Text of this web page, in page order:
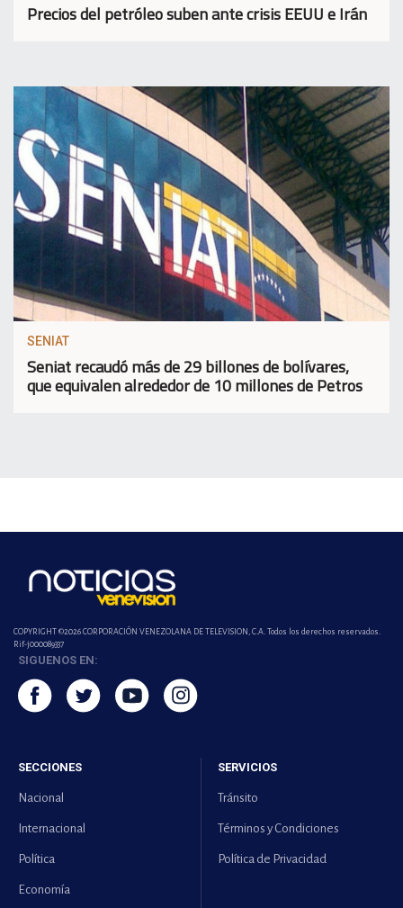
Precios del petróleo suben ante crisis EEUU e Irán
SENIAT
Seniat recaudó más de 29 billones de bolívares,
que equivalen alrededor de 10 millones de Petros
COPYRIGHT ©2026 CORPORACIÓN VENEZOLANA DE TELEVISION, C.A. Todos los derechos reservados.
Rif-j000089337
SIGUENOS EN:
SECCIONES
Nacional
Internacional
Política
Economía
SERVICIOS
Tránsito
Términos y Condiciones
Política de Privacidad